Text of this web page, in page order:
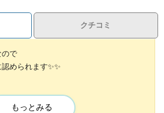
クチコミ
ので
められます✨✨
もっとみる